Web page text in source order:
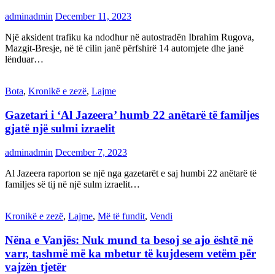
adminadmin December 11, 2023
Një aksident trafiku ka ndodhur në autostradën Ibrahim Rugova,
Mazgit-Bresje, në të cilin janë përfshirë 14 automjete dhe janë
lënduar…
Bota, Kronikë e zezë, Lajme
Gazetari i ‘Al Jazeera’ humb 22 anëtarë të familjes
gjatë një sulmi izraelit
adminadmin December 7, 2023
Al Jazeera raporton se një nga gazetarët e saj humbi 22 anëtarë të
familjes së tij në një sulm izraelit…
Kronikë e zezë, Lajme, Më të fundit, Vendi
Nëna e Vanjës: Nuk mund ta besoj se ajo është në
varr, tashmë më ka mbetur të kujdesem vetëm për
vajzën tjetër